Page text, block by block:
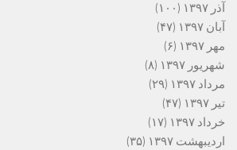
آذر ۱۳۹۷
(۱۰۰)
آبان ۱۳۹۷
(۴۷)
مهر ۱۳۹۷
(۶)
شهریور ۱۳۹۷
(۸)
مرداد ۱۳۹۷
(۲۹)
تیر ۱۳۹۷
(۴۷)
خرداد ۱۳۹۷
(۱۷)
اردیبهشت ۱۳۹۷
(۳۵)